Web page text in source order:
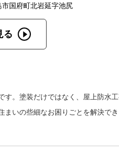
国府町北岩延字池尻
る
す。塗装だけではなく、屋上防水
まいの些細なお困りごとを解決でき